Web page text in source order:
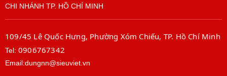
CHI NHÁNH TP. HỒ CHÍ MINH
109/45 Lê Quốc Hưng, Phường Xóm Chiếu, TP. Hồ Chí Minh
Tel: 0906767342
Email:dungnn@sieuviet.vn